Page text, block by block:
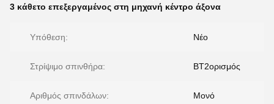
3 κάθετο επεξεργαμένος στη μηχανή κέντρο άξονα
Υπόθεση: Νέο
Στρίψιμο σπινθήρα: BT2ορισμός
Αριθμός σπινδάλων: Μονό